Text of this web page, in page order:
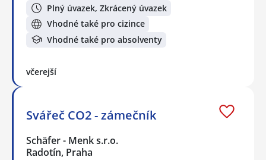
Plný úvazek, Zkrácený úvazek
Vhodné také pro cizince
Vhodné také pro absolventy
včerejší
Svářeč CO2 - zámečník
Schäfer - Menk s.r.o.
Radotín, Praha